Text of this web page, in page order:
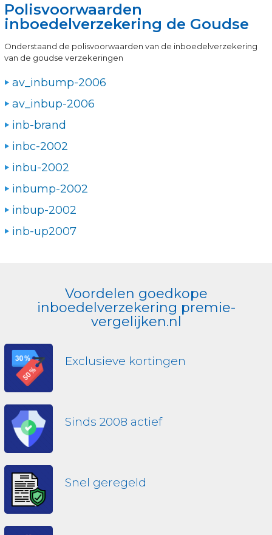
Polisvoorwaarden
inboedelverzekering de Goudse
Onderstaand de polisvoorwaarden van de inboedelverzekering
van de goudse verzekeringen
av_inbump-2006
av_inbup-2006
inb-brand
inbc-2002
inbu-2002
inbump-2002
inbup-2002
inb-up2007
Voordelen goedkope
inboedelverzekering premie-
vergelijken.nl
Exclusieve kortingen
Sinds 2008 actief
Snel geregeld